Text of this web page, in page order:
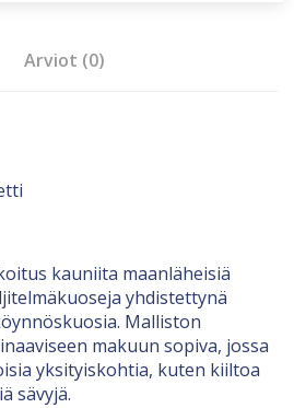
Arviot (0)
kauniita maanläheisiä
yhdistettynä
Malliston
makuun sopiva, jossa
yksityiskohtia, kuten kiiltoa
sävyjä.